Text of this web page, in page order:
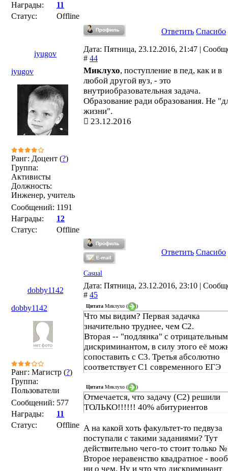
Награды:
11
Статус:
Offline
Ответить Спасибо
iyugov
Дата: Пятница, 23.12.2016, 21:47 |
# 44
iyugov
Ранг: Доцент (?)
Группа:
Активисты
Должность:
Инженер, учитель
Сообщений: 1191
Награды:
12
Статус:
Offline
Миклухо, поступление в пед, как и в
любой другой вуз, - это
внутриобразовательная задача.
Образование ради образования. Не
жизни".
23.12.2016
Ответить Спасибо
Casual
dobby1142
Дата: Пятница, 23.12.2016, 23:10 |
# 45
dobby1142
Ранг: Магистр (?)
Группа:
Пользователи
Сообщений: 577
Награды:
11
Статус:
Offline
Цитата Миклухо ( )
Что мы видим? Первая задачка
значительно труднее, чем С2.
Вторая -- "подлянка" с отрицательным
дискриминантом, в силу этого её
сопоставить с С3. Третья абсолютно
соответствует С1 современного ЕГЭ
Цитата Миклухо ( )
Отмечается, что задачу (С2) решили
ТОЛЬКО!!!!!! 40% абитуриентов
А на какой хоть факультет-то педвуза
поступали с такими заданиями? Тут
действительно чего-то стоит только
Второе неравенство квадратное -
ни о чем. Ну и что что дискриминант